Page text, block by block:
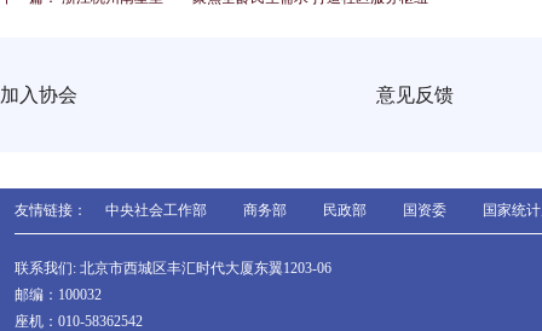
加入协会 意见反馈
友情链接： 中央社会工作部 商务部 民政部 国资委 国家统
联系我们: 北京市西城区丰汇时代大厦东翼1203-06
邮编：100032
座机：010-58362542